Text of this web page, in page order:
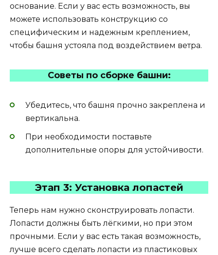
основание. Если у вас есть возможность, вы
можете использовать конструкцию со
специфическим и надежным креплением,
чтобы башня устояла под воздействием ветра.
Советы по сборке башни:
Убедитесь, что башня прочно закреплена и
вертикальна.
При необходимости поставьте
дополнительные опоры для устойчивости.
Этап 3: Установка лопастей
Теперь нам нужно сконструировать лопасти.
Лопасти должны быть лёгкими, но при этом
прочными. Если у вас есть такая возможность,
лучше всего сделать лопасти из пластиковых